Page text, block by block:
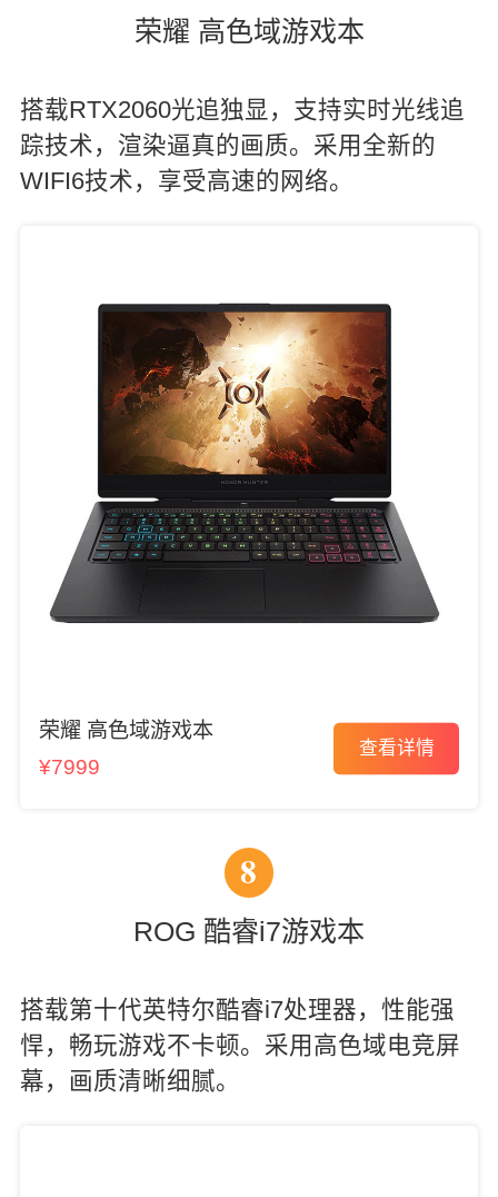
荣耀 高色域游戏本
搭载RTX2060光追独显，支持实时光线追
踪技术，渲染逼真的画质。采用全新的
WIFI6技术，享受高速的网络。
荣耀 高色域游戏本
¥7999
查看详情
8
ROG 酷睿i7游戏本
搭载第十代英特尔酷睿i7处理器，性能强
悍，畅玩游戏不卡顿。采用高色域电竞屏
幕，画质清晰细腻。